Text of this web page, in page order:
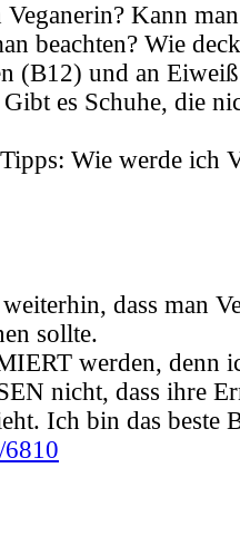
Kann
beachten? Wie
(B12) und an
es Schuhe, die
Wie werde ich
dass man
sollte.
werden, denn
nicht, dass ihre
Ich bin das beste